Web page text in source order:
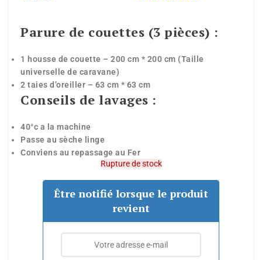
Parure de couettes (3 pièces) :
1 housse de couette – 200 cm * 200 cm (Taille
universelle de caravane)
2 taies d’oreiller – 63 cm * 63 cm
Conseils de lavages :
40°c a la machine
Passe au sèche linge
Conviens au repassage au Fer
Rupture de stock
Être notifié lorsque le produit
revient